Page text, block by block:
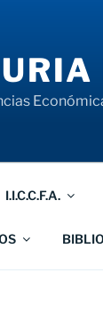
I.I.C.C.F.A.